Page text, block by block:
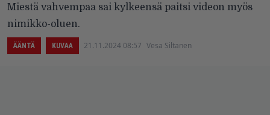
Miestä vahvempaa sai kylkeensä paitsi videon myös
nimikko-oluen.
ÄÄNTÄ KUVAA 21.11.2024 08:57 Vesa Siltanen